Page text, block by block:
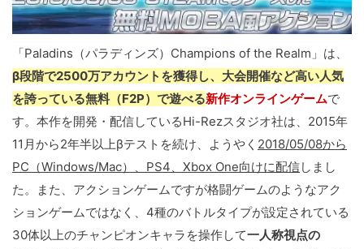
「Paladins（パラディンズ）Champions of the Realm」は、
β段階で2500万アカウントを獲得し、大会開催など高い人気
を誇っている無料（F2P）で遊べる新作オンラインゲームで
す。本作を開発・配信しているHi-Rezスタジオ社は、2015年
11月から2年半以上βテストを続け、ようやく 2018/05/08から
PC（Windows/Mac）、PS4、Xbox One向けに配信しまし
た。また、アクションゲームですが格闘ゲームのようなアク
ションゲームではなく、4種のバトルタイプが設定されている
30体以上のチャンピオンキャラを操作して一人称視点の